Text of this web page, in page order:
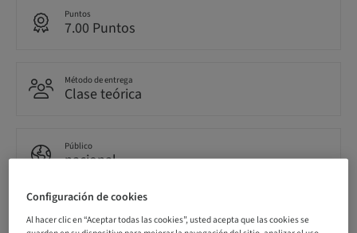
Puntos
7.00 Puntos
Método de entrega
Clase teórica
Público
nacional
Anthogyr_FORM_AD_GALOUP_2026_2
Configuración de cookies
Al hacer clic en “Aceptar todas las cookies”, usted acepta que las cookies se